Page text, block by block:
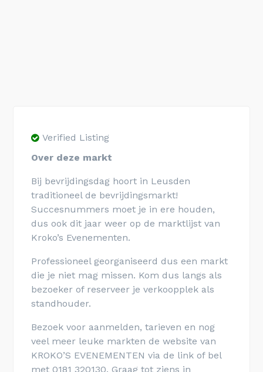
Verified Listing
Over deze markt
Bij bevrijdingsdag hoort in Leusden
traditioneel de bevrijdingsmarkt!
Succesnummers moet je in ere houden,
dus ook dit jaar weer op de marktlijst van
Kroko’s Evenementen.
Professioneel georganiseerd dus een markt
die je niet mag missen. Kom dus langs als
bezoeker of reserveer je verkoopplek als
standhouder.
Bezoek voor aanmelden, tarieven en nog
veel meer leuke markten de website van
KROKO’S EVENEMENTEN via de link of bel
met 0181 320130. Graag tot ziens in